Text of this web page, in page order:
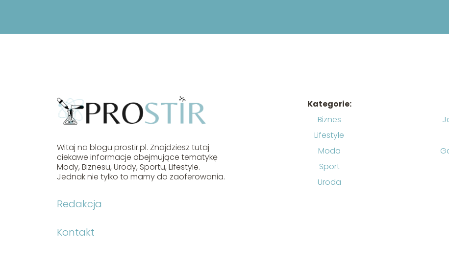
Witaj na blogu prostir.pl. Znajdziesz tutaj
ciekawe informacje obejmujące tematykę
Mody, Biznesu, Urody, Sportu, Lifestyle.
Jednak nie tylko to mamy do zaoferowania.
Redakcja
Kontakt
Kategorie:
Biznes
Lifestyle
Moda
Sport
Uroda